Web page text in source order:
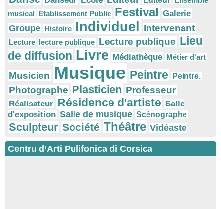
musical Etablissement Public Festival Galerie
Groupe Histoire Individuel Intervenant
Lecture lecture publique Lecture publique Lieu
de diffusion Livre Médiathèque Métier d'art
Musicien Musique Peintre Peintre.
Photographe Plasticien Professeur
Réalisateur Résidence d'artiste Salle
d'exposition Salle de musique Scénographe
Sculpteur Société Théâtre Vidéaste
Centru d’Arti Pulifonica di Corsica